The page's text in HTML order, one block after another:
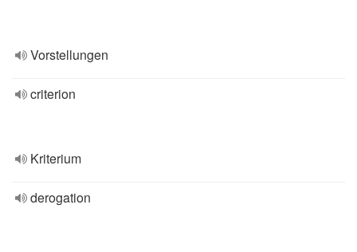
Vorstellungen
criterion
Kriterium
derogation